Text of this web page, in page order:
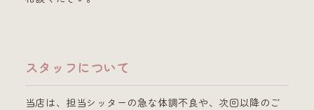
スタッフについて
当店は、担当シッターの急な体調不良や、次回以降のご